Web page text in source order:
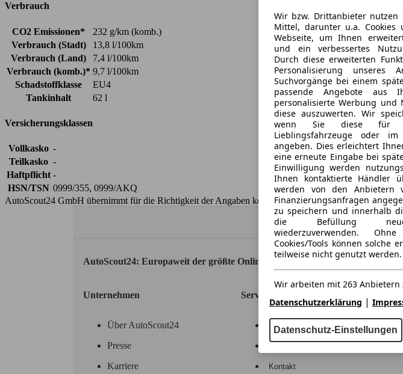
Verbrauch
CO2 Emissionen*
232 g/km (komb.)
Verbrauch (Stadt)
13,8 l/100km
Verbrauch (Land)
7,4 l/100km
Verbrauch (komb.)* 9,7 l/100km
Schadstoffklasse
EU4
Tankinhalt
62 l
Versicherungsklassen
Vollkasko -
Teilkasko -
Haftpflicht -
HSN/TSN 0999/355, 0999/AKQ
AutoScout24 GmbH übernimmt für die Richtigkeit der Angaben keine Gewähr.
AutoScout24: Europaweit der größte Online-Automarkt.
Unternehmen
Über AutoScout24
Presse
Karriere
Service
Hilfe
Kontakt
Wir bzw. Drittanbieter nutzen
Mittel, darunter u.a. Cookies
Webseite, um Ihnen
und ein verbessertes
Durch diese erweiterten
Personalisierung
Suchvorgänge bei einem
passende Angebote aus
personalisierte Werbung und
diese auszuwerten. Wir
wenn Sie diese für
Lieblingsfahrzeuge oder
angeben. Dies erleichtert
eine erneute Eingabe bei
Einwilligung werden
Ihnen kontaktierte Händler
werden von den Anbietern
Finanzierungsanfragen
zu speichern und innerhalb
die Befüllung neuer
wiederzuverwenden.
Cookies/Tools können solche
teilweise nicht genutzt werden.
Wir arbeiten mit 263 Anbietern
Datenschutzerklärung |
Datenschutz-Einstellungen